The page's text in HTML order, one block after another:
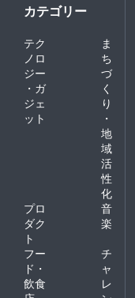
カテゴリー
テク
ノロ
ジー
・ガ
ジェ
ット
ま
ち
づ
く
り
・
地
域
活
性
化
プロ
ダク
ト
音
楽
フー
ド・
飲食
チ
ャ
レ